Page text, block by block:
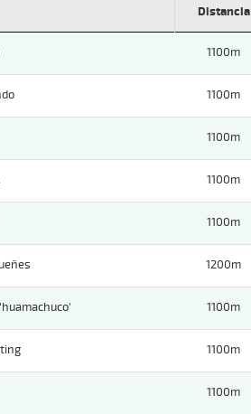
Distancia
1100m
1100m
1100m
1100m
1100m
1200m
1100m
1100m
1100m